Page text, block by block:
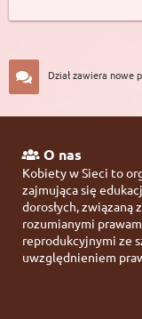
Dział zawiera nowe
O nas
Kobiety w Sieci to
zajmująca się
dorosłych, związaną
rozumianymi
reprodukcyjnymi ze
uwzględnieniem